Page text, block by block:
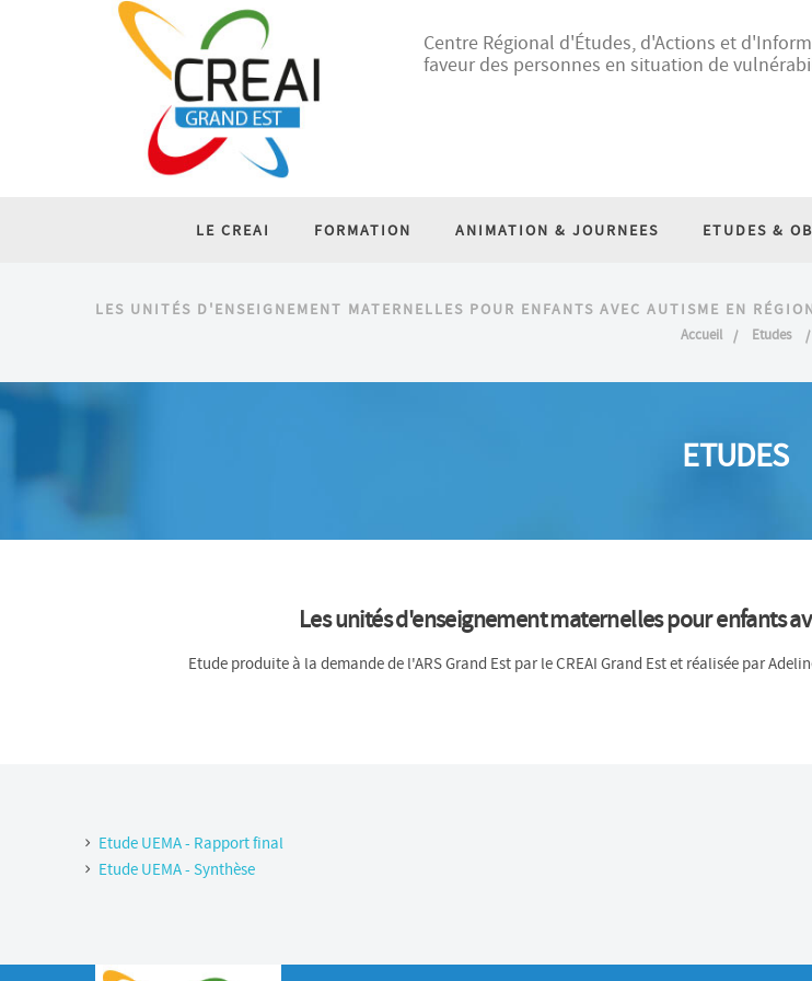
Centre Régional d'Études, d'Actions et
faveur des personnes en situation de
LE CREAI FORMATION ANIMATION & JOURNEES ETUDES &
LES UNITÉS D'ENSEIGNEMENT MATERNELLES POUR ENFANTS AVEC AUTISME EN
Accueil Etudes
ETUDES
Les unités d'enseignement maternelles pour enfants
Etude produite à la demande de l'ARS Grand Est par le CREAI Grand Est et réalisée par
Etude UEMA - Rapport final
Etude UEMA - Synthèse